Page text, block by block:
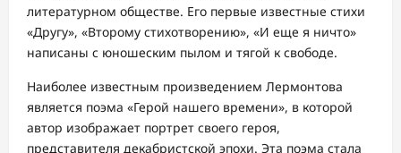
литературном обществе. Его первые известные стихи
«Другу», «Второму стихотворению», «И еще я ничто»
написаны с юношеским пылом и тягой к свободе.
Наиболее известным произведением Лермонтова
является поэма «Герой нашего времени», в которой
автор изображает портрет своего героя,
представителя декабристской эпохи. Эта поэма стала